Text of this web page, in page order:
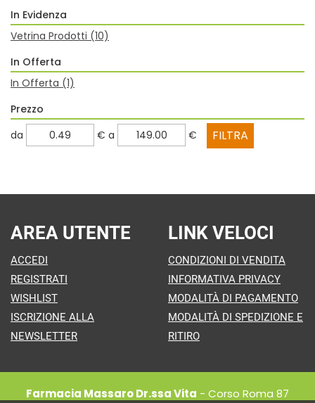
In Evidenza
Vetrina Prodotti (10)
In Offerta
In Offerta (1)
Prezzo
filtra
da € filtra
a €
AREA UTENTE
ACCEDI
REGISTRATI
WISHLIST
ISCRIZIONE ALLA
NEWSLETTER
LINK VELOCI
CONDIZIONI DI VENDITA
INFORMATIVA PRIVACY
MODALITÀ DI PAGAMENTO
MODALITÀ DI SPEDIZIONE E
RITIRO
Farmacia Massaro Dr.ssa Vita - Corso Roma 87